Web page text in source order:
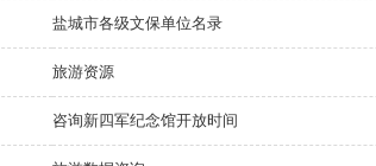
盐城市各级文保单位名录
旅游资源
咨询新四军纪念馆开放时间